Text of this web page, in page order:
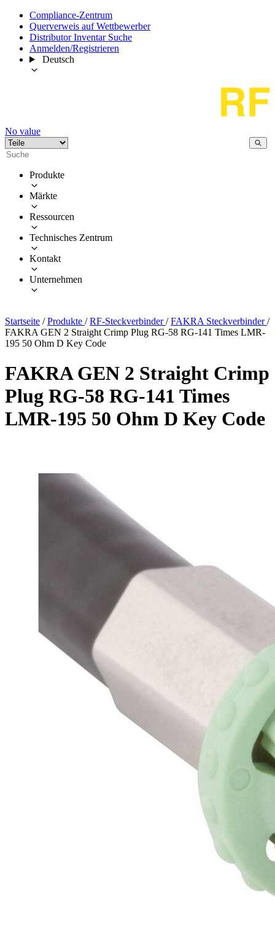
Compliance-Zentrum
Querverweis auf Wettbewerber
Distributor Inventar Suche
Anmelden/Registrieren
Deutsch
No value
Produkte
Märkte
Ressourcen
Technisches Zentrum
Kontakt
Unternehmen
Startseite / Produkte / RF-Steckverbinder/ FAKRA Steckverbinder/
FAKRA GEN 2 Straight Crimp Plug RG-58 RG-141 Times LMR-
195 50 Ohm D Key Code
FAKRA GEN 2 Straight Crimp
Plug RG-58 RG-141 Times
LMR-195 50 Ohm D Key Code